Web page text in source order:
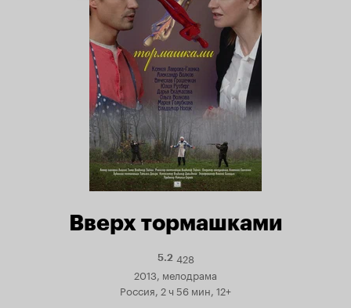
Вверх тормашками
5.2Рейтинг
428
2013, мелодрама
Россия, 2 ч 56 мин, 12+